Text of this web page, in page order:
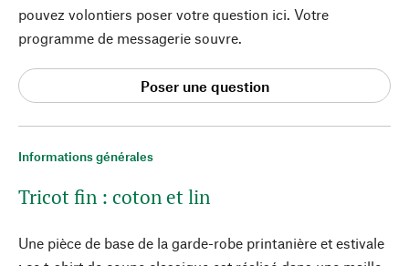
Informations générales
Tricot fin : coton et lin
Une pièce de base de la garde-robe printanière et estivale
pouvez volontiers poser votre question ici. Votre
programme de messagerie souvre.
Poser une question